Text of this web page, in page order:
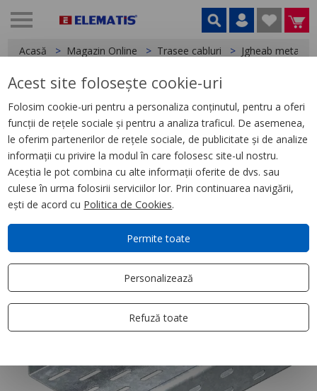
Acasă Magazin Online Trasee cabluri Jgheab metalic
< Jgheab metalic
Jgheab metalic
100X110X0.75mm
Acest site folosește cookie-uri
Folosim cookie-uri pentru a personaliza conținutul, pentru a oferi
funcții de rețele sociale și pentru a analiza traficul. De asemenea,
le oferim partenerilor de rețele sociale, de publicitate și de analize
informații cu privire la modul în care folosesc site-ul nostru.
Aceștia le pot combina cu alte informații oferite de dvs. sau
culese în urma folosirii serviciilor lor. Prin continuarea navigării,
ești de acord cu Politica de Cookies.
Permite toate
Personalizează
Refuză toate